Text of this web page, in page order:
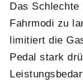
Das
Fahrmodi zu
limitiert die
Pedal stark